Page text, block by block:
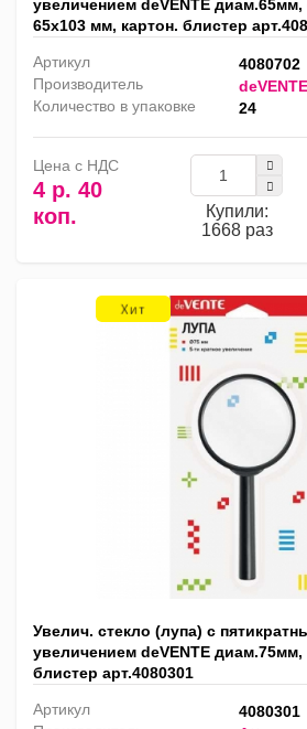
увеличением deVENTE диам.65мм,
65х103 мм, картон. блистер
Артикул
4080702
Производитель
deVENTE
Количество в упаковке
24
Цена с НДС
4 р. 40
коп.
Купили:
1668 раз
Увелич. стекло (лупа) с
увеличением deVENTE диам.75мм,
блистер арт.4080301
Артикул
4080301